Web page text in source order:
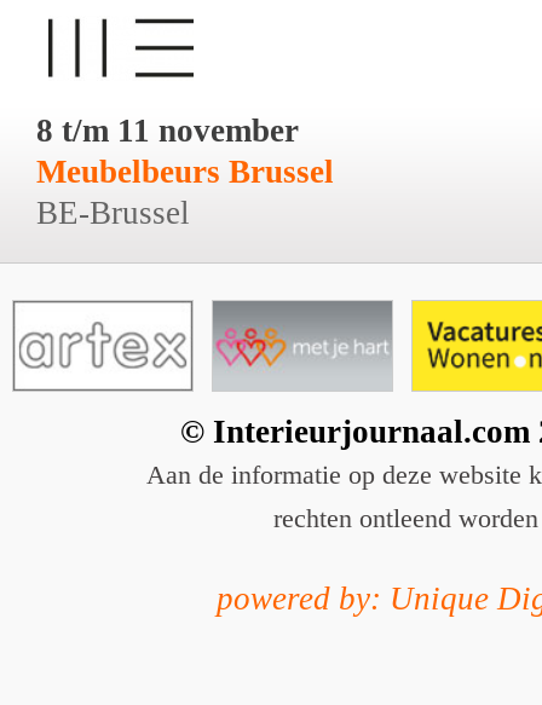
8 t/m 11 november
Meubelbeurs Brussel
BE-Brussel
© Interieurjournaal.com
Aan de informatie op deze website
rechten ontleend worden
powered by: Unique